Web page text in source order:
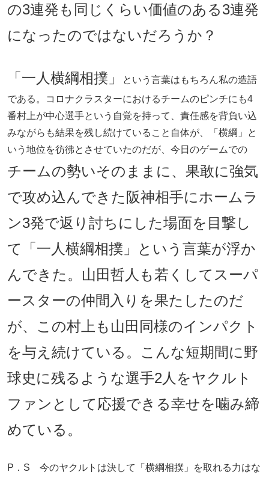
の3連発も同じくらい価値のある3連発
になったのではないだろうか？
「一人横綱相撲」
という言葉はもちろん私の造語
である。コロナクラスターにおけるチームのピンチにも4
番村上が中心選手という自覚を持って、責任感を背負い込
みながらも結果を残し続けていること自体が、「横綱」と
いう地位を彷彿とさせていたのだが、今日のゲームでの
チームの勢いそのままに、果敢に強気
で攻め込んできた阪神相手にホームラ
ン3発で返り討ちにした場面を目撃し
て「一人横綱相撲」という言葉が浮か
んできた。山田哲人も若くしてスーパ
ースターの仲間入りを果たしたのだ
が、この村上も山田同様のインパクト
を与え続けている。こんな短期間に野
球史に残るような選手2人をヤクルト
ファンとして応援できる幸せを噛み締
めている。
P．S 今のヤクルトは決して「横綱相撲」を取れる力はな